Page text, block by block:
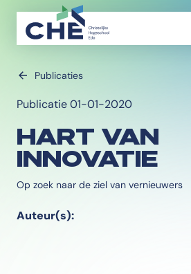
Publicaties
Publicatie 01-01-2020
HART VAN
INNOVATIE
Op zoek naar de ziel van vernieuwers
Auteur(s):